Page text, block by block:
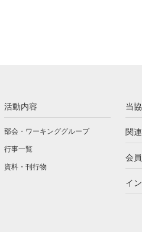
活動内容
部会・ワーキンググループ
行事一覧
資料・刊行物
当
関
会
イ